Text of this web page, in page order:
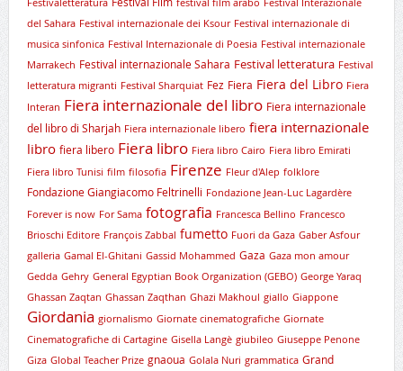
Festivaletteratura festival film arabo Festival Interazionale
del Sahara Festival internazionale dei Ksour Festival internazionale di
musica sinfonica Festival Internazionale di Poesia Festival internazionale
Marrakech Festival internazionale Sahara Festival letteratura Festival
letteratura migranti Festival Sharquiat Fez Fiera Fiera del Libro Fiera
Interan Fiera internazionale del libro Fiera internazionale
del libro di Sharjah Fiera internazionale libero fiera internazionale
libro fiera libero Fiera libro Fiera libro Cairo Fiera libro Emirati
Fiera libro Tunisi film filosofia Firenze Fleur d'Alep folklore
Fondazione Giangiacomo Feltrinelli Fondazione Jean-Luc Lagardère
Forever is now For Sama fotografia Francesca Bellino Francesco
Brioschi Editore François Zabbal fumetto Fuori da Gaza Gaber Asfour
galleria Gamal El-Ghitani Gassid Mohammed Gaza Gaza mon amour
Gedda Gehry General Egyptian Book Organization (GEBO) George Yaraq
Ghassan Zaqtan Ghassan Zaqthan Ghazi Makhoul giallo Giappone
Giordania giornalismo Giornate cinematografiche Giornate
Cinematografiche di Cartagine Gisella Langè giubileo Giuseppe Penone
Giza Global Teacher Prize gnaoua Golala Nuri grammatica Grand